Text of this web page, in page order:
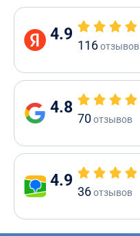
4.9
116отзывов
4.8
70отзывов
4.9
36отзывов